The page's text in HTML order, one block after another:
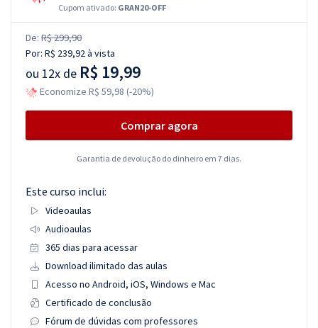
Cupom ativado: GRAN20-OFF
De: R$ 299,90
Por: R$ 239,92à vista
ou 12x de R$ 19,99
Economize R$ 59,98 (-20%)
Comprar agora
Garantia de devolução do dinheiro em 7 dias.
Este curso inclui:
Videoaulas
Audioaulas
365 dias para acessar
Download ilimitado das aulas
Acesso no Android, iOS, Windows e Mac
Certificado de conclusão
Fórum de dúvidas com professores